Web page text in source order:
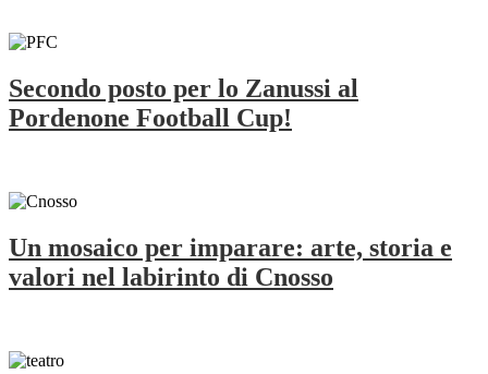
Secondo posto per lo Zanussi al
Pordenone Football Cup!
Un mosaico per imparare: arte, storia e
valori nel labirinto di Cnosso